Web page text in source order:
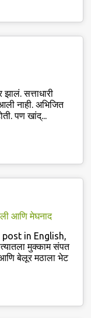
सत्ताधारी
नाही. अभिजित
पण खांद्...
आणि मेघनाद
in English,
मुक्काम संपत
बेलूर मठाला भेट